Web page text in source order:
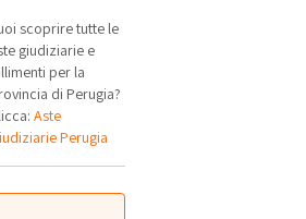
scoprire tutte le
giudiziarie e
per la
di Perugia?
Aste
Perugia